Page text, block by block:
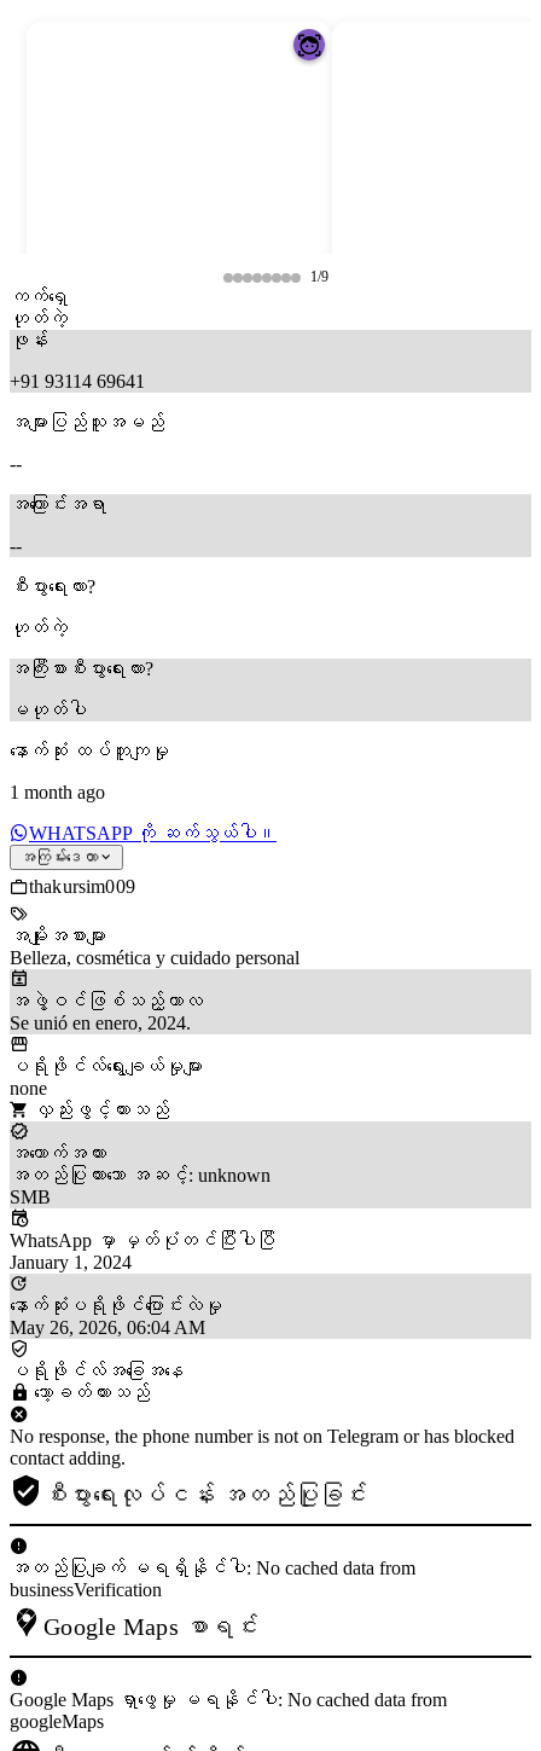
1/9
ကက်ရှေ
ဟုတ်ကဲ့
ဖုန်း
+91 93114 69641
အများပြည်သူအမည်
--
အကြောင်းအရာ
--
စီးပွားရေးလား?
ဟုတ်ကဲ့
အကြီးစားစီးပွားရေးလား?
မဟုတ်ပါ
နောက်ဆုံး ထပ်တူကျမှု
1 month ago
WHATSAPP ကို ဆက်သွယ်ပါ။
အကြမ်းဒေတာ
thakursim009
အမျိုးအစားများ
Belleza, cosmética y cuidado personal
အဖွဲ့ဝင်ဖြစ်သည့်ကာလ
Se unió en enero, 2024.
ပရိုဖိုင်လ်ရွေးချယ်မှုများ
none
လှည်းဖွင့်ထားသည်
အထောက်အထား
အတည်ပြုထားသော အဆင့်: unknown
SMB
WhatsApp မှာ မှတ်ပုံတင်ပြီးပါပြီ
January 1, 2024
နောက်ဆုံးပရိုဖိုင်ပြောင်းလဲမှု
May 26, 2026, 06:04 AM
ပရိုဖိုင်လ်အခြေအနေ
သော့ခတ်ထားသည်
No response, the phone number is not on Telegram or has blocked
contact adding.
စီးပွားရေးလုပ်ငန်း အတည်ပြုခြင်း
အတည်ပြုချက် မရရှိနိုင်ပါ: No cached data from
businessVerification
Google Maps စာရင်း
Google Maps ရှာဖွေမှု မရနိုင်ပါ: No cached data from
googleMaps